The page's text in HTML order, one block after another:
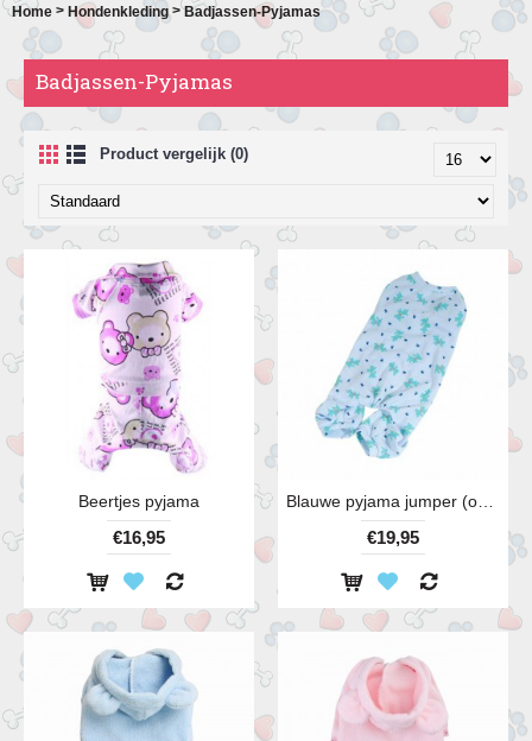
Home > Hondenkleding>Badjassen-Pyjamas
Badjassen-Pyjamas
Product vergelijk (0)
Beertjes pyjama
€16,95 €19,95